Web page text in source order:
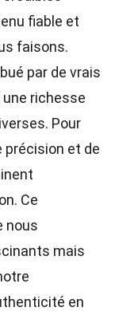
fiable et
faisons.
par de vrais
richesse
Pour
précision et de
Ce
nous
mais
en